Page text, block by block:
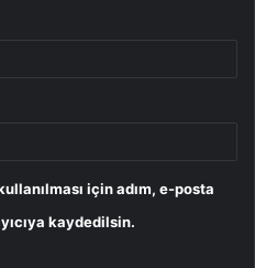
için adım, e-posta
kaydedilsin.